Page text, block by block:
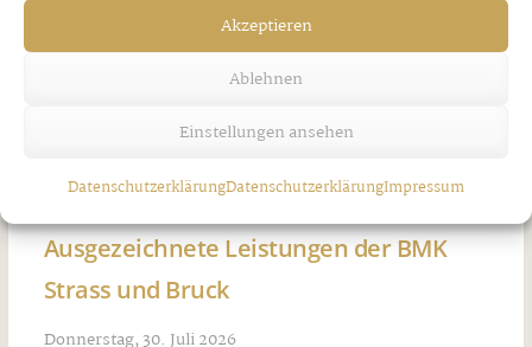
Akzeptieren
Ablehnen
Einstellungen ansehen
DatenschutzerklärungDatenschutzerklärungImpressum
Ausgezeichnete Leistungen der BMK
Strass und Bruck
Donnerstag, 30. Juli 2026